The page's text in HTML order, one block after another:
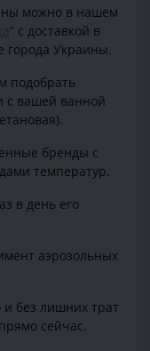
можно в нашем
” с доставкой в
города Украины.
подобрать
с вашей ванной
бренды с
температур.
в день его
аэрозольных
и без лишних трат
сейчас.